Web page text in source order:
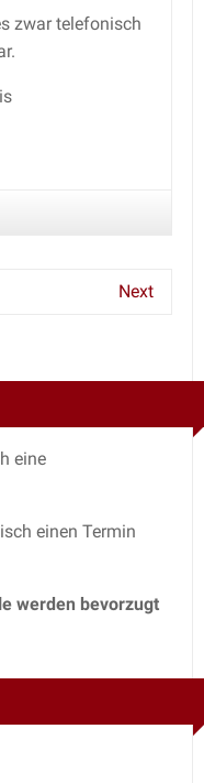
zwar telefonisch
Next
eine
einen Termin
werden bevorzugt